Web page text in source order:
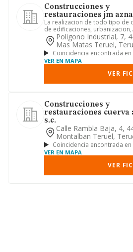
Construcciones y
restauraciones jm
La realizacion de todo tipo de
de edificaciones, urbanizacion,
parcelacion, promocion y
Poligono Industrial, 7,
Mas Matas Teruel,
Coincidencia encontrada en
VER EN MAPA
VER
Construcciones y
restauraciones cuerva
s.c.
Calle Rambla Baja, 4,
Montalban Teruel,
Coincidencia encontrada en
VER EN MAPA
VER